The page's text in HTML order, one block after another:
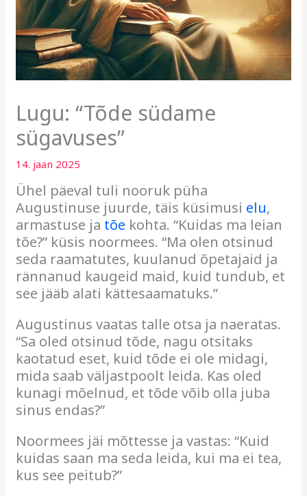
Lugu: “Tõde südame
sügavuses”
14. jaan 2025
Ühel päeval tuli nooruk püha
Augustinuse juurde, täis küsimusi elu,
armastuse ja tõe kohta. “Kuidas ma leian
tõe?” küsis noormees. “Ma olen otsinud
seda raamatutes, kuulanud õpetajaid ja
rännanud kaugeid maid, kuid tundub, et
see jääb alati kättesaamatuks.”
Augustinus vaatas talle otsa ja naeratas.
“Sa oled otsinud tõde, nagu otsitaks
kaotatud eset, kuid tõde ei ole midagi,
mida saab väljastpoolt leida. Kas oled
kunagi mõelnud, et tõde võib olla juba
sinus endas?”
Noormees jäi mõttesse ja vastas: “Kuid
kuidas saan ma seda leida, kui ma ei tea,
kus see peitub?”